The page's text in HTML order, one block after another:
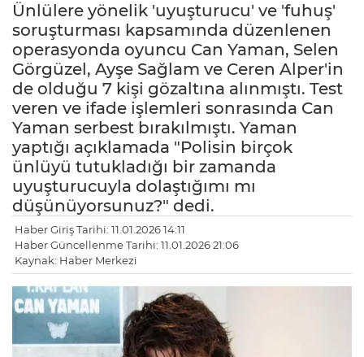
Ünlülere yönelik 'uyuşturucu' ve 'fuhuş'
soruşturması kapsamında düzenlenen
operasyonda oyuncu Can Yaman, Selen
Görgüzel, Ayşe Sağlam ve Ceren Alper'in
de olduğu 7 kişi gözaltına alınmıştı. Test
veren ve ifade işlemleri sonrasında Can
Yaman serbest bırakılmıştı. Yaman
yaptığı açıklamada "Polisin birçok
ünlüyü tutukladığı bir zamanda
uyuşturucuyla dolaştığımı mı
düşünüyorsunuz?" dedi.
Haber Giriş Tarihi: 11.01.2026 14:11
Haber Güncellenme Tarihi: 11.01.2026 21:06
Kaynak: Haber Merkezi